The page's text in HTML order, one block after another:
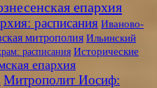
епархия
расписания Иваново-
митрополия Ильинский
расписания Исторические
епархия
Митрополит Иосиф: